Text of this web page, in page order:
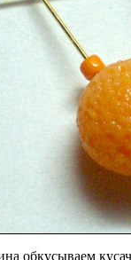
обкусываем